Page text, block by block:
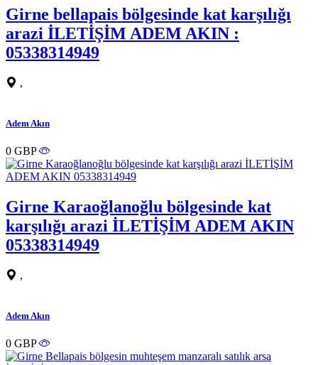
Girne bellapais bölgesinde kat karşılığı
arazi İLETİŞİM ADEM AKIN :
05338314949
,
Adem Akın
0 GBP
Girne Karaoğlanoğlu bölgesinde kat
karşılığı arazi İLETİŞİM ADEM AKIN
05338314949
,
Adem Akın
0 GBP